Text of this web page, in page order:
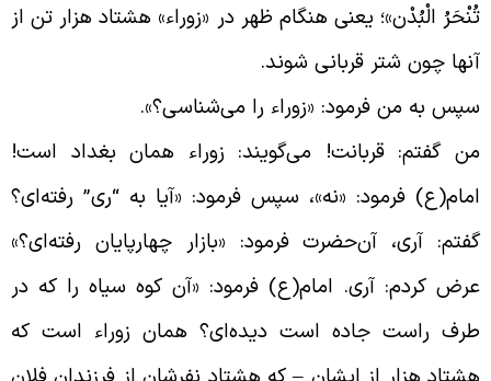
الْبُدْن»؛ یعنی ‏هنگام ظهر در «زوراء» هشتاد هزار تن از
چون شتر قربانى شوند.
به من فرمود: «زوراء را می‌شناسى؟».
گفتم: قربانت! می‌گویند: زوراء همان بغداد است!
فرمود: «نه»، سپس فرمود: «آیا به “رى” رفته‌اى؟
آرى، آن‌حضرت فرمود: «بازار چهارپایان رفته‌اى؟»
کردم: آرى. امام(ع) فرمود: «آن کوه سیاه را که در
راست جاده است دیده‌اى؟ همان زوراء است که